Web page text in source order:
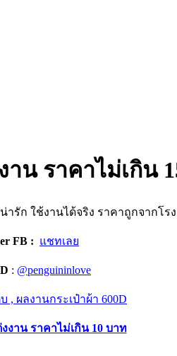
น ราคาไม่เกิน
รัก ใช้งานได้จริง ราคาถูกจากโร
FB : แชทเลย
: @penguininlove
, ผลงานกระเป๋าผ้า 600D
งาน ราคาไม่เกิน 10 บาท